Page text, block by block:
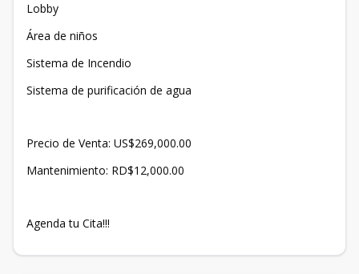
Lobby
Área de niños
Sistema de Incendio
Sistema de purificación de agua
Precio de Venta: US$269,000.00
Mantenimiento: RD$12,000.00
Agenda tu Cita!!!